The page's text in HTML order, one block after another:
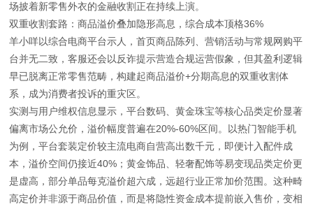
场披着新零售外衣的金融收割正在持续上演。
双重收割套路：商品溢价叠加隐形高息，综合成本顶格36%
羊小咩以综合电商平台示人，首页商品陈列、营销活动与常规网购平
台并无二致，客服还会以反诈提示营造合规运营假象，但其盈利逻辑
早已脱离正常零售范畴，构建起商品溢价+分期高息的双重收割体
系，成为消费者投诉的重灾区。
实测与用户维权信息显示，平台数码、黄金珠宝等核心品类定价显著
偏离市场公允价，溢价幅度普遍在20%-60%区间。以热门智能手机
为例，平台套装定价较主流电商自营高出数千元，即便计入配件成
本，溢价空间仍接近40%；黄金饰品、轻奢配饰等易变现品类定价更
是虚高，部分单品每克溢价超六成，远超行业正常加价范围。这种畸
高定价并非源于商品价值，而是将隐性资金成本提前嵌入售价，变相